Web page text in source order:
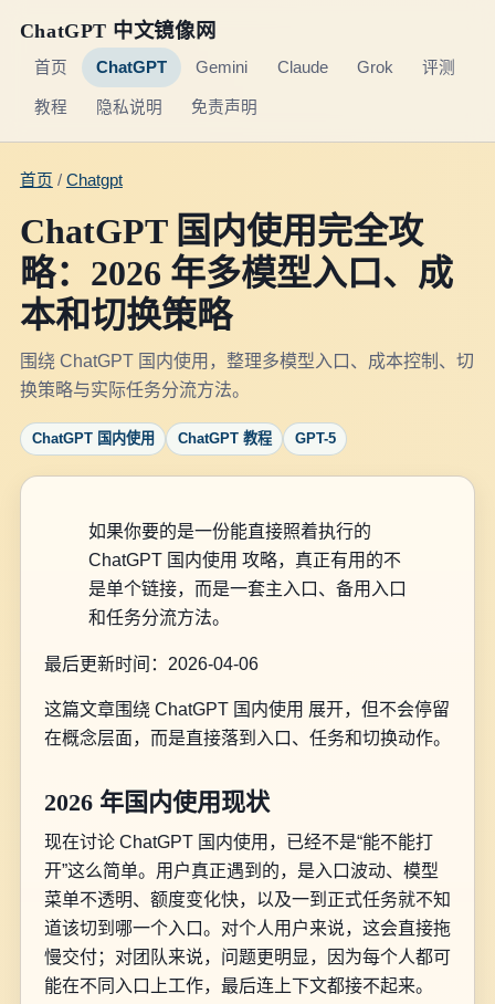
ChatGPT 中文镜像网
首页 ChatGPT Gemini Claude Grok 评测
教程 隐私说明 免责声明
首页 / Chatgpt
ChatGPT 国内使用完全攻
略：2026 年多模型入口、成
本和切换策略
围绕 ChatGPT 国内使用，整理多模型入口、成本控制、切
换策略与实际任务分流方法。
ChatGPT 国内使用 ChatGPT 教程 GPT-5
如果你要的是一份能直接照着执行的
ChatGPT 国内使用 攻略，真正有用的不
是单个链接，而是一套主入口、备用入口
和任务分流方法。
最后更新时间：2026-04-06
这篇文章围绕 ChatGPT 国内使用 展开，但不会停留
在概念层面，而是直接落到入口、任务和切换动作。
2026 年国内使用现状
现在讨论 ChatGPT 国内使用，已经不是“能不能打
开”这么简单。用户真正遇到的，是入口波动、模型
菜单不透明、额度变化快，以及一到正式任务就不知
道该切到哪一个入口。对个人用户来说，这会直接拖
慢交付；对团队来说，问题更明显，因为每个人都可
能在不同入口上工作，最后连上下文都接不起来。